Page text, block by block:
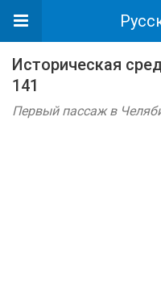
Историческая
141
Первый пассаж в